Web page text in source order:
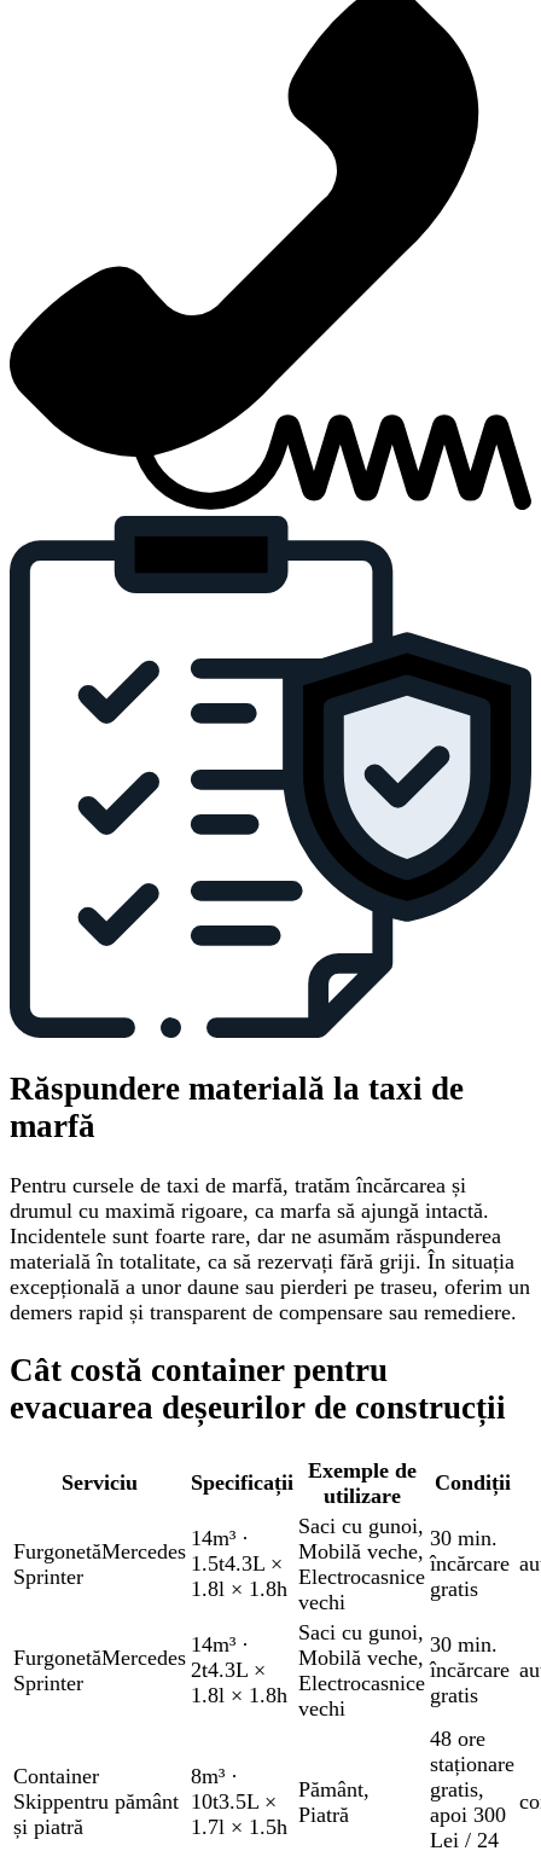
Răspundere materială la taxi de
marfă
Pentru cursele de taxi de marfă, tratăm încărcarea și
drumul cu maximă rigoare, ca marfa să ajungă intactă.
Incidentele sunt foarte rare, dar ne asumăm răspunderea
materială în totalitate, ca să rezervați fără griji. În situația
excepțională a unor daune sau pierderi pe traseu, oferim un
demers rapid și transparent de compensare sau remediere.
Cât costă container pentru
evacuarea deșeurilor de construcții
Serviciu Specificații
Exemple de
utilizare
Condiții
FurgonetăMercedes
Sprinter
14m³ ·
1.5t4.3L ×
1.8l × 1.8h
Saci cu gunoi,
Mobilă veche,
Electrocasnice
vechi
30 min.
încărcare
gratis
FurgonetăMercedes
Sprinter
14m³ ·
2t4.3L ×
1.8l × 1.8h
Saci cu gunoi,
Mobilă veche,
Electrocasnice
vechi
30 min.
încărcare
gratis
Container
Skippentru pământ
și piatră
8m³ ·
10t3.5L ×
1.7l × 1.5h
Pământ,
Piatră
48 ore
staționare
gratis,
apoi 300
Lei / 24